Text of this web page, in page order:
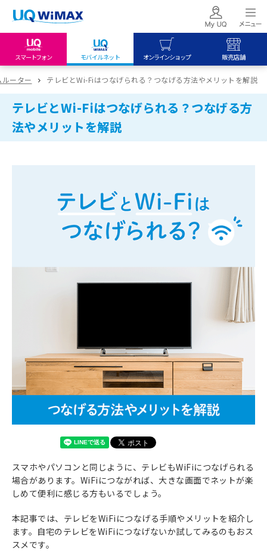
スマートフォン モバイルネット オンラインショップ 販売店舗
my UQ WiMAX
UQ WiMAX ご契約の方
My UQ mobile
UQ mobile ご契約の方
データチャージサイト
UQ mobile
オンラインショップ
UQ WiMAX
オンラインショップ
UQ mobile
販売店舗
UQ WiMAX
販売店舗
ーター テレビとWi-Fiはつなげられる？つなげる方法やメリットを解説
テレビとWi-Fiはつなげられる？つなげる方
法やメリットを解説
スマホやパソコンと同じように、テレビもWiFiにつなげられる
場合があります。WiFiにつながれば、大きな画面でネットが楽
しめて便利に感じる方もいるでしょう。
本記事では、テレビをWiFiにつなげる手順やメリットを紹介し
ます。自宅のテレビをWiFiにつなげないか試してみるのもおス
スメです。